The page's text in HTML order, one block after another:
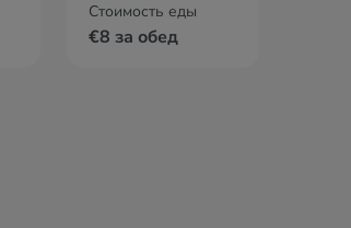
Стоимость еды
€8 за обед